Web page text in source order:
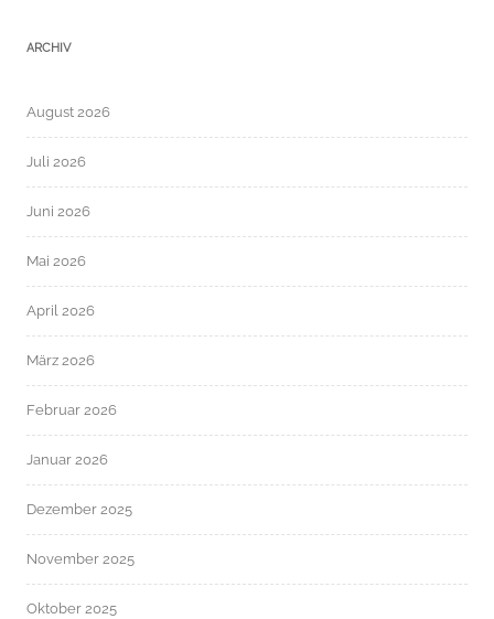
ARCHIV
August 2026
Juli 2026
Juni 2026
Mai 2026
April 2026
März 2026
Februar 2026
Januar 2026
Dezember 2025
November 2025
Oktober 2025